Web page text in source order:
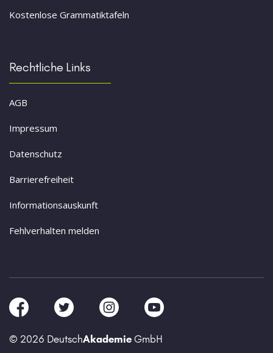
Kostenlose Grammatiktafeln
Rechtliche Links
AGB
Impressum
Datenschutz
Barrierefreiheit
Informationsauskunft
Fehlverhalten melden
© 2026 DeutschAkademie GmbH